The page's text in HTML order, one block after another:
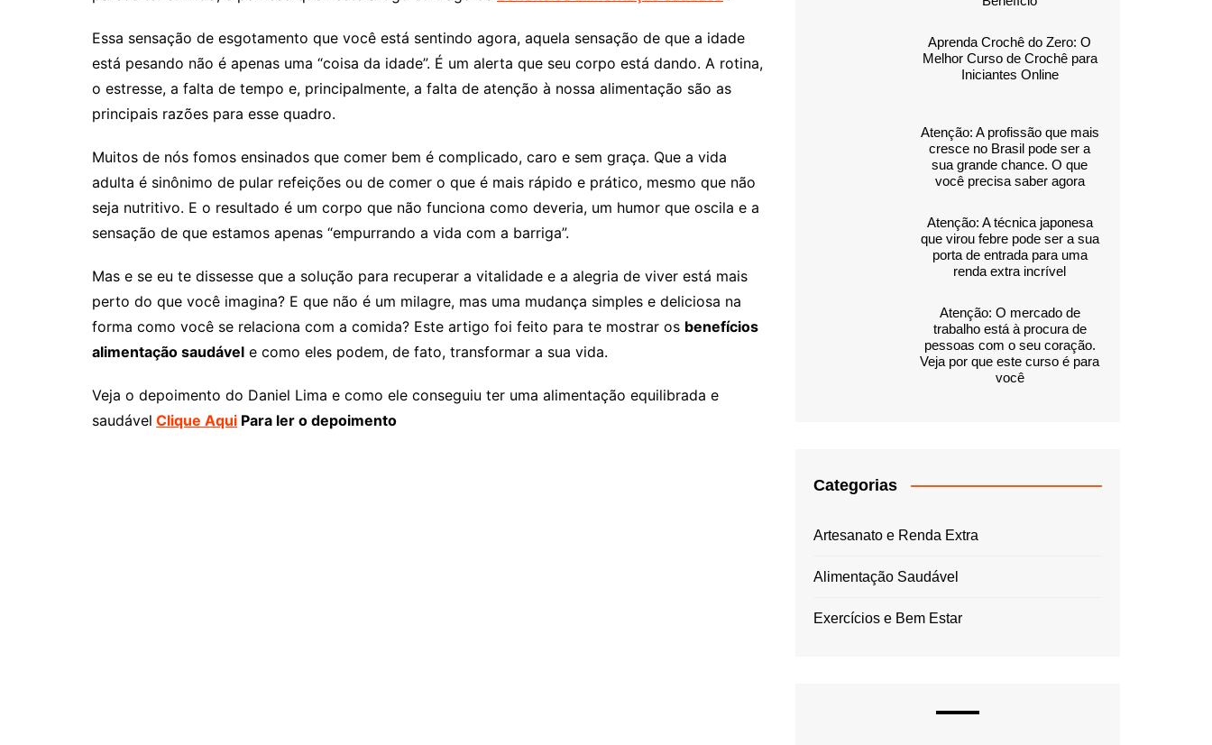
Essa sensação de esgotamento que você está sentindo agora, aquela sensação de que a idade
está pesando não é apenas uma “coisa da idade”. É um alerta que seu corpo está dando. A rotina,
o estresse, a falta de tempo e, principalmente, a falta de atenção à nossa alimentação são as
principais razões para esse quadro.
Muitos de nós fomos ensinados que comer bem é complicado, caro e sem graça. Que a vida
adulta é sinônimo de pular refeições ou de comer o que é mais rápido e prático, mesmo que não
seja nutritivo. E o resultado é um corpo que não funciona como deveria, um humor que oscila e a
sensação de que estamos apenas “empurrando a vida com a barriga”.
Mas e se eu te dissesse que a solução para recuperar a vitalidade e a alegria de viver está mais
perto do que você imagina? E que não é um milagre, mas uma mudança simples e deliciosa na
forma como você se relaciona com a comida? Este artigo foi feito para te mostrar os benefícios
alimentação saudável e como eles podem, de fato, transformar a sua vida.
Veja o depoimento do Daniel Lima e como ele conseguiu ter uma alimentação equilibrada e
saudável Clique Aqui Para ler o depoimento
Aprenda Crochê do Zero: O
Melhor Curso de Crochê para
Iniciantes Online
Atenção: A profissão que mais
cresce no Brasil pode ser a
sua grande chance. O que
você precisa saber agora
Atenção: A técnica japonesa
que virou febre pode ser a sua
porta de entrada para uma
renda extra incrível
Atenção: O mercado de
trabalho está à procura de
pessoas com o seu coração.
Veja por que este curso é para
você
Categorias
Artesanato e Renda Extra
Alimentação Saudável
Exercícios e Bem Estar